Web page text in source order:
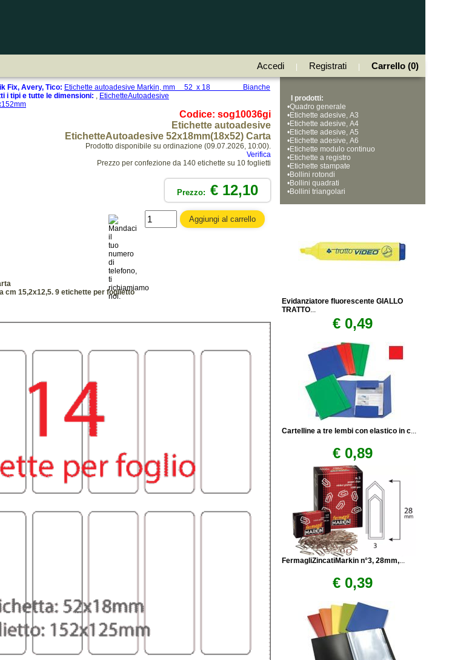
Accedi Registrati Carrello (0)
Fix, Avery, Tico: Etichette autoadesive Markin, mm 52 x 18 Bianche
i tipi e tutte le dimensioni: , EtichetteAutoadesive
Codice: sog10036gi
Etichette autoadesive
EtichetteAutoadesive 52x18mm(18x52) Carta
Prodotto disponibile su ordinazione (09.07.2026, 10:00).
Verifica
Prezzo per confezione da 140 etichette su 10 foglietti
Prezzo: € 12,10
cm 15,2x12,5. 9 etichette per foglietto
I prodotti:
•Quadro generale
•Etichette adesive, A3
•Etichette adesive, A4
•Etichette adesive, A5
•Etichette adesive, A6
•Etichette modulo continuo
•Etichette a registro
•Etichette stampate
•Bollini rotondi
•Bollini quadrati
•Bollini triangolari
Evidanziatore fluorescente GIALLO
TRATTO...
€ 0,49
Cartelline a tre lembi con elastico in c...
€ 0,89
FermagliZincatiMarkin n°3, 28mm,...
€ 0,39